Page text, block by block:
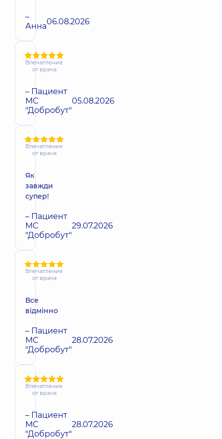
–
Анна06.08.2026
Впечатление
от врача
– Пациент
МС
"Добробут"
05.08.2026
Впечатление
от врача
Як
завжди
супер!
– Пациент
МС
"Добробут"
29.07.2026
Впечатление
от врача
Все
відмінно
– Пациент
МС
"Добробут"
28.07.2026
Впечатление
от врача
– Пациент
МС
"Добробут"
28.07.2026